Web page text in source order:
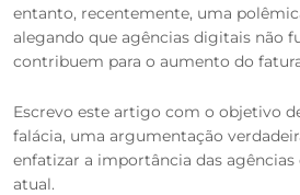
entanto, recentemente, uma
alegando que agências digitais não
contribuem para o aumento do
Escrevo este artigo com o objetivo
falácia, uma argumentação
enfatizar a importância das
atual.